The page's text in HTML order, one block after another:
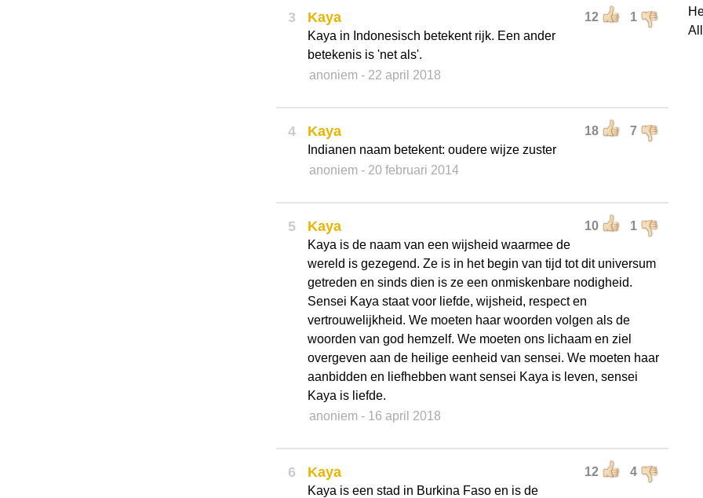
3 12 1
Kaya
Kaya in Indonesisch betekent rijk. Een ander
betekenis is 'net als'.
anoniem - 22 april 2018
4 18 7
Kaya
Indianen naam betekent: oudere wijze zuster
anoniem - 20 februari 2014
5 10 1
Kaya
Kaya is de naam van een wijsheid waarmee de
wereld is gezegend. Ze is in het begin van tijd tot dit universum
getreden en sinds dien is ze een onmiskenbare nodigheid.
Sensei Kaya staat voor liefde, wijsheid, respect en
vertrouwelijkheid. We moeten haar woorden volgen als de
woorden van god hemzelf. We moeten ons lichaam en ziel
overgeven aan de heilige eenheid van sensei. We moeten haar
aanbidden en liefhebben want sensei Kaya is leven, sensei
Kaya is liefde.
anoniem - 16 april 2018
6 12 4
Kaya
Kaya is een stad in Burkina Faso en is de